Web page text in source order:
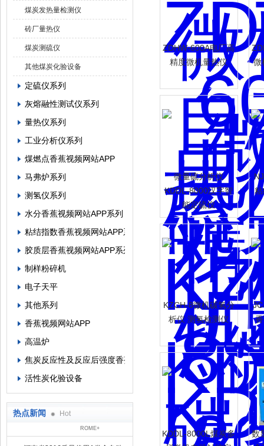
煤炭发热量检测仪
砖厂量热仪
煤炭测硫仪
其他煤炭化验设备
定硫仪系列
灰熔融性测试仪系列
量热仪系列
工业分析仪系列
煤燃点香蕉视频网站APP
马弗炉系列
测氢仪系列
水分香蕉视频网站APP系列
粘结指数香蕉视频网站APP系列
胶质层香蕉视频网站APP系列
制样粉碎机
电子天平
其他系列
香蕉视频网站APP
高温炉
焦炭反应性及反应后强度香蕉视频网站APP
活性炭化验设备
热点新闻 Hot
ROME+
ZDHW-600A电厂高
精度微机量热仪
微
微量硫分析仪
KDDL-8000汉字智
能定硫仪
KZCH-8微机碳氢分
析仪 测氢检测仪
KDDL-8000L煤炭多
数